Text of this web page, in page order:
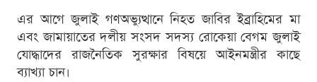
এর আগে জুলাই গণঅভ্যুত্থানে নিহত জাবির ইব্রাহিমের মা
এবং জামায়াতের দলীয় সংসদ সদস্য রোকেয়া বেগম জুলাই
যোদ্ধাদের রাজনৈতিক সুরক্ষার বিষয়ে আইনমন্ত্রীর কাছে
ব্যাখ্যা চান।